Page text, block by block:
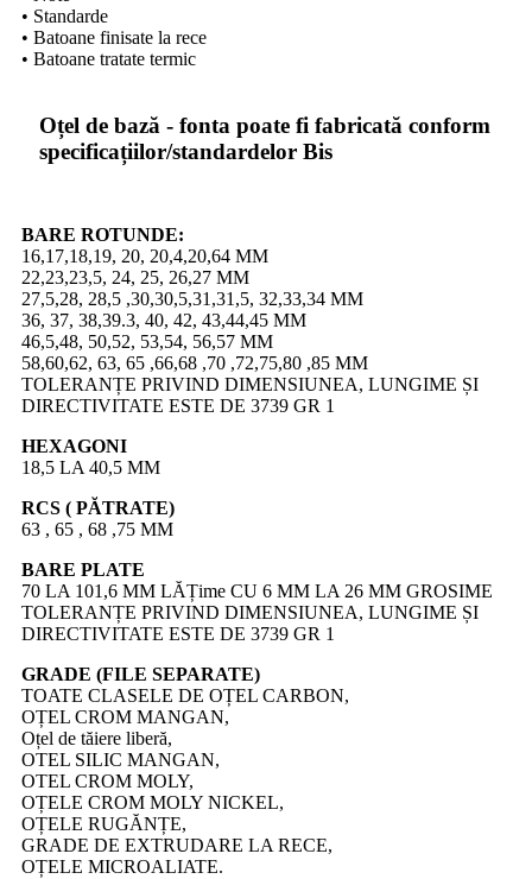
• Standarde
• Batoane finisate la rece
• Batoane tratate termic
Oțel de bază - fonta poate fi fabricată conform
specificațiilor/standardelor Bis
BARE ROTUNDE:
16,17,18,19, 20, 20,4,20,64 MM
22,23,23,5, 24, 25, 26,27 MM
27,5,28, 28,5 ,30,30,5,31,31,5, 32,33,34 MM
36, 37, 38,39.3, 40, 42, 43,44,45 MM
46,5,48, 50,52, 53,54, 56,57 MM
58,60,62, 63, 65 ,66,68 ,70 ,72,75,80 ,85 MM
TOLERANȚE PRIVIND DIMENSIUNEA, LUNGIME ȘI
DIRECTIVITATE ESTE DE 3739 GR 1
HEXAGONI
18,5 LA 40,5 MM
RCS ( PĂTRATE)
63 , 65 , 68 ,75 MM
BARE PLATE
70 LA 101,6 MM LĂȚime CU 6 MM LA 26 MM GROSIME
TOLERANȚE PRIVIND DIMENSIUNEA, LUNGIME ȘI
DIRECTIVITATE ESTE DE 3739 GR 1
GRADE (FILE SEPARATE)
TOATE CLASELE DE OȚEL CARBON,
OȚEL CROM MANGAN,
Oțel de tăiere liberă,
OTEL SILIC MANGAN,
OTEL CROM MOLY,
OȚELE CROM MOLY NICKEL,
OȚELE RUGĂNȚE,
GRADE DE EXTRUDARE LA RECE,
OȚELE MICROALIATE.